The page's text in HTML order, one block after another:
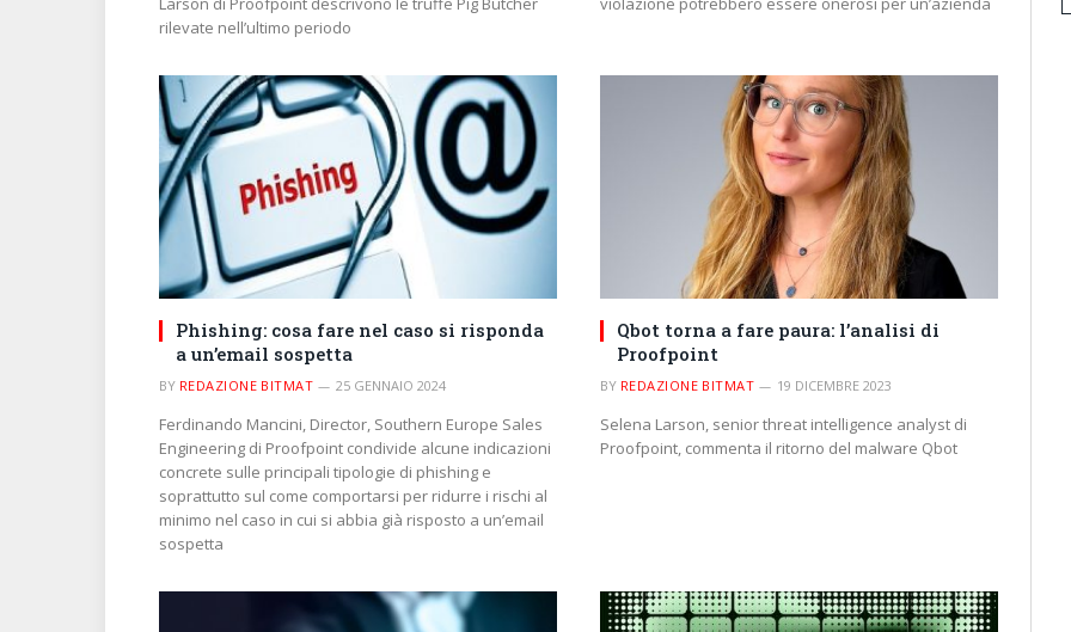
rilevate nell’ultimo periodo
Phishing: cosa fare nel caso si risponda
a un’email sospetta
BY REDAZIONE BITMAT 25 GENNAIO 2024
Ferdinando Mancini, Director, Southern Europe Sales
Engineering di Proofpoint condivide alcune indicazioni
concrete sulle principali tipologie di phishing e
soprattutto sul come comportarsi per ridurre i rischi al
minimo nel caso in cui si abbia già risposto a un’email
sospetta
Qbot torna a fare paura: l’analisi di
Proofpoint
BY REDAZIONE BITMAT 19 DICEMBRE 2023
Selena Larson, senior threat intelligence analyst di
Proofpoint, commenta il ritorno del malware Qbot